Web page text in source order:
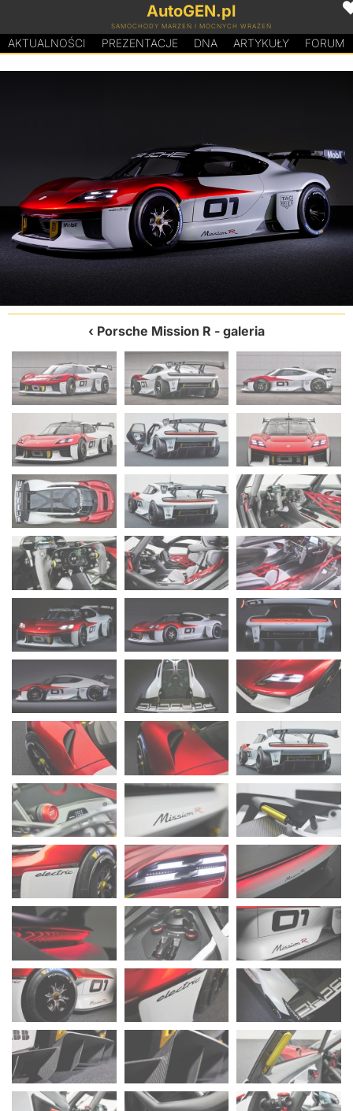
AutoGEN.pl
SAMOCHODY MARZEŃ I MOCNYCH WRAŻEŃ
AKTUALNOŚCI PREZENTACJE DNA ARTYKUŁY FORUM
Porsche Mission R - galeria